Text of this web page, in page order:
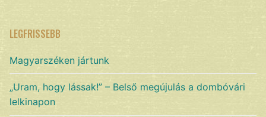
LEGFRISSEBB
Magyarszéken jártunk
„Uram, hogy lássak!” – Belső megújulás a dombóvári
lelkinapon